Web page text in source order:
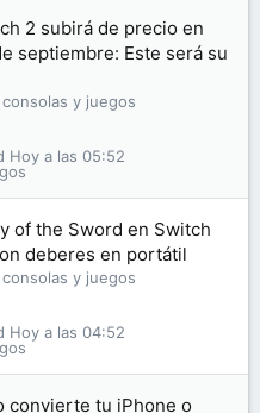
2 subirá de precio en
septiembre: Este será su
y juegos
Hoy a las 05:52
of the Sword en Switch
deberes en portátil
y juegos
Hoy a las 04:52
convierte tu iPhone o